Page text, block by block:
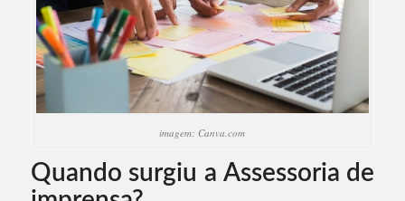
imagem: Canva.com
Quando surgiu a Assessoria de